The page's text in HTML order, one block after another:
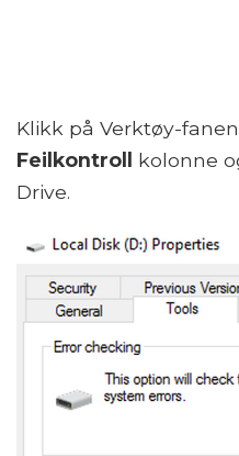
Klikk på Verktøy-fanen
Feilkontroll
kolonne
Drive.